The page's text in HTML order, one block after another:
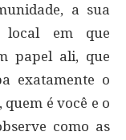
a sua
local em que
papel ali, que
exatamente o
é você e o
como as